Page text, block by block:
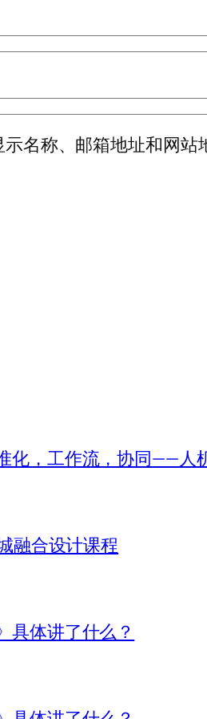
名称、邮箱地址和网站
化，工作流，协同——
融合设计课程
具体讲了什么？